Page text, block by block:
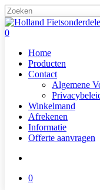
Skip
to
main
Close
Search
search
0
Home
Producten
Contact
Algemene
Winkelmand
Afrekenen
Informatie
Offerte aanvragen
0